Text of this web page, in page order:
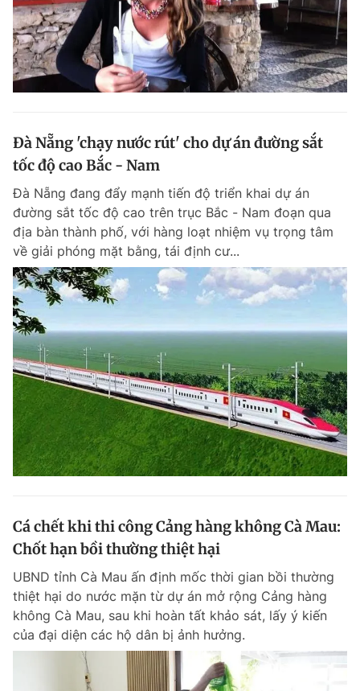
Đà Nẵng 'chạy nước rút' cho dự án đường sắt
tốc độ cao Bắc - Nam
Đà Nẵng đang đẩy mạnh tiến độ triển khai dự án
đường sắt tốc độ cao trên trục Bắc - Nam đoạn qua
địa bàn thành phố, với hàng loạt nhiệm vụ trọng tâm
về giải phóng mặt bằng, tái định cư...
Cá chết khi thi công Cảng hàng không Cà Mau:
Chốt hạn bồi thường thiệt hại
UBND tỉnh Cà Mau ấn định mốc thời gian bồi thường
thiệt hại do nước mặn từ dự án mở rộng Cảng hàng
không Cà Mau, sau khi hoàn tất khảo sát, lấy ý kiến
của đại diện các hộ dân bị ảnh hưởng.